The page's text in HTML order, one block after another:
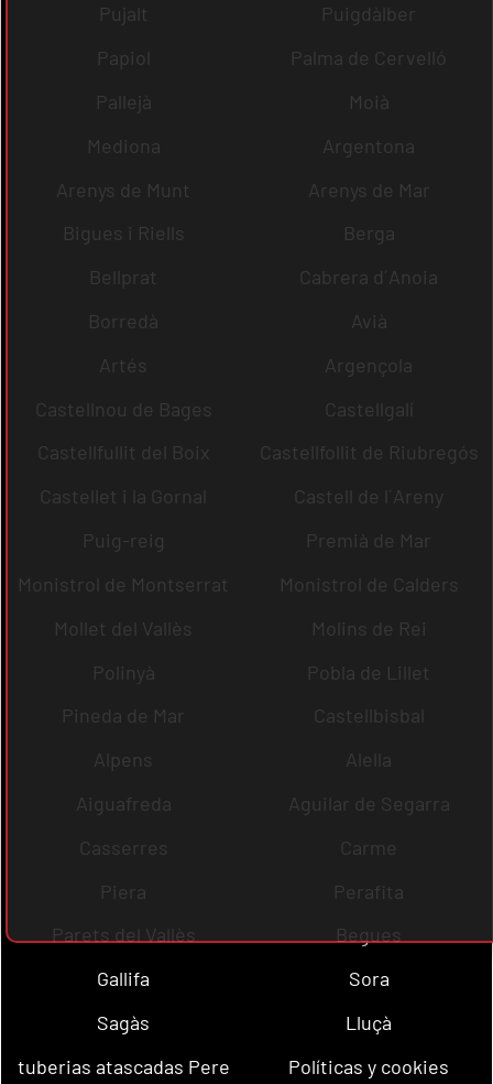
Pujalt
Puigdàlber
Papiol
Palma de Cervelló
Pallejà
Moià
Mediona
Argentona
Arenys de Munt
Arenys de Mar
Bigues i Riells
Berga
Bellprat
Cabrera d´Anoia
Borredà
Avià
Artés
Argençola
Castellnou de Bages
Castellgalí
Castellfullit del Boix
Castellfollit de Riubregós
Castellet i la Gornal
Castell de l´Areny
Puig-reig
Premià de Mar
Monistrol de Montserrat
Monistrol de Calders
Mollet del Vallès
Molins de Rei
Polinyà
Pobla de Lillet
Pineda de Mar
Castellbisbal
Alpens
Alella
Aiguafreda
Aguilar de Segarra
Casserres
Carme
Piera
Perafita
Parets del Vallès
Begues
Gallifa
Sora
Sagàs
Lluçà
tuberias atascadas Pere
Políticas y cookies